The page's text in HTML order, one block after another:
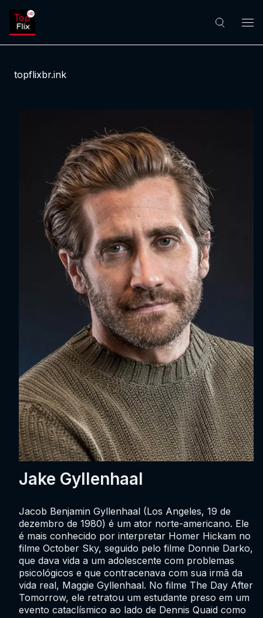
topflixbr.ink
Jake Gyllenhaal
Jacob Benjamin Gyllenhaal (Los Angeles, 19 de
dezembro de 1980) é um ator norte-americano. Ele
é mais conhecido por interpretar Homer Hickam no
filme October Sky, seguido pelo filme Donnie Darko,
que dava vida a um adolescente com problemas
psicológicos e que contracenava com sua irmã da
vida real, Maggie Gyllenhaal. No filme The Day After
Tomorrow, ele retratou um estudante preso em um
evento cataclísmico ao lado de Dennis Quaid como